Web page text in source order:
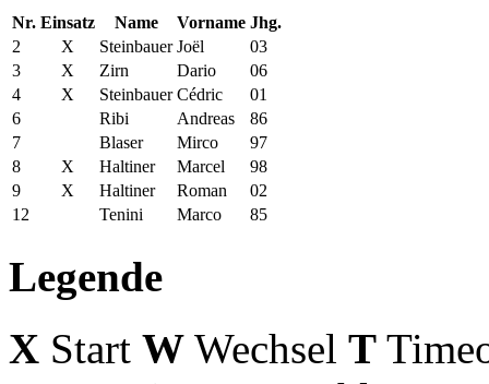
Nr. Einsatz Name Vorname Jhg.
2
X Steinbauer Joël
03
3
X Zirn Dario
06
4
X Steinbauer Cédric
01
6
Ribi Andreas
86
7
Blaser Mirco
97
8
X Haltiner Marcel
98
9
X Haltiner Roman
02
12
Tenini Marco 85
Legende
X Start W Wechsel T